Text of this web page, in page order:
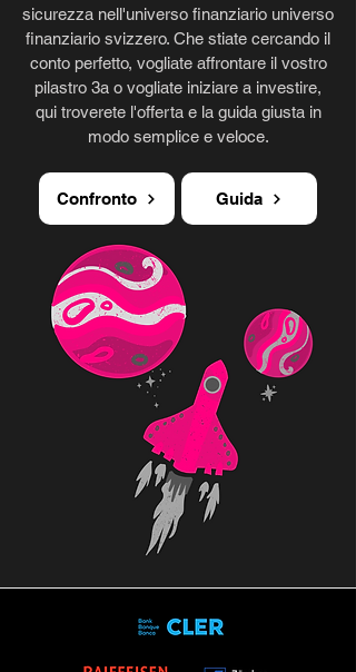
sicurezza nell'universo finanziario universo
finanziario svizzero. Che stiate cercando il
conto perfetto, vogliate affrontare il vostro
pilastro 3a o vogliate iniziare a investire,
qui troverete l'offerta e la guida giusta in
modo semplice e veloce.
Confronto Guida